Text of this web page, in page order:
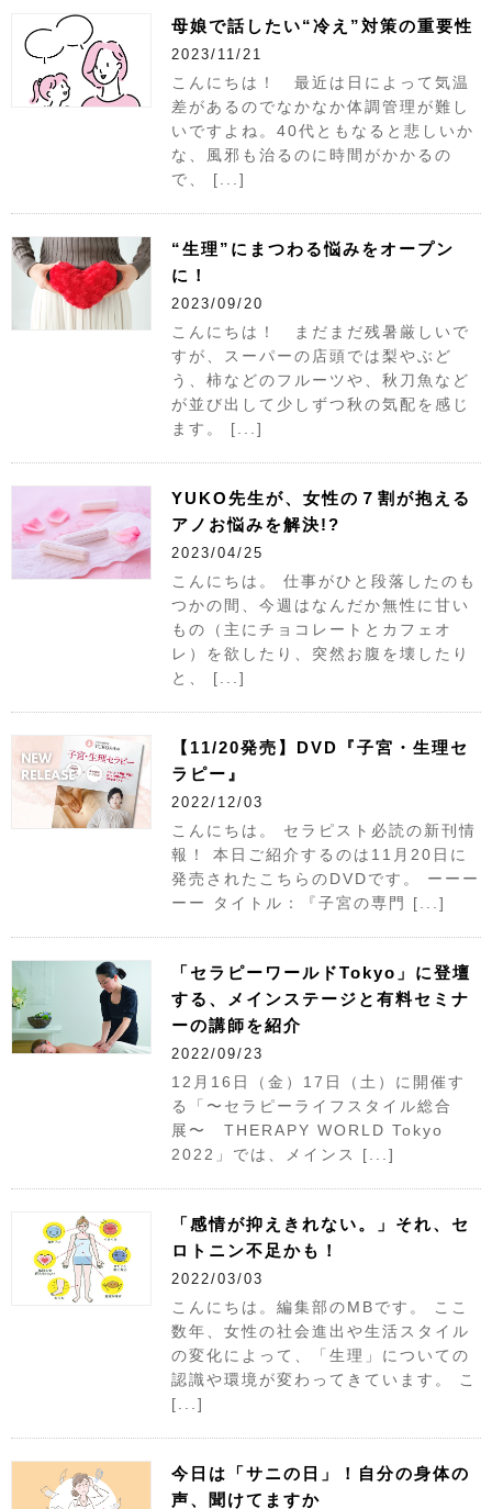
母娘で話したい“冷え”対策の重要性
2023/11/21
こんにちは！ 最近は日によって気温
差があるのでなかなか体調管理が難し
いですよね。40代ともなると悲しいか
な、風邪も治るのに時間がかかるの
で、 [...]
“生理”にまつわる悩みをオープン
に！
2023/09/20
こんにちは！ まだまだ残暑厳しいで
すが、スーパーの店頭では梨やぶど
う、柿などのフルーツや、秋刀魚など
が並び出して少しずつ秋の気配を感じ
ます。 [...]
YUKO先生が、女性の７割が抱える
アノお悩みを解決!?
2023/04/25
こんにちは。 仕事がひと段落したのも
つかの間、今週はなんだか無性に甘い
もの（主にチョコレートとカフェオ
レ）を欲したり、突然お腹を壊したり
と、 [...]
【11/20発売】DVD『子宮・生理セ
ラピー』
2022/12/03
こんにちは。 セラピスト必読の新刊情
報！ 本日ご紹介するのは11月20日に
発売されたこちらのDVDです。 ーーー
ーー タイトル：『子宮の専門 [...]
「セラピーワールドTokyo」に登壇
する、メインステージと有料セミナ
ーの講師を紹介
2022/09/23
12月16日（金）17日（土）に開催す
る「〜セラピーライフスタイル総合
展〜 THERAPY WORLD Tokyo
2022」では、メインス [...]
「感情が抑えきれない。」それ、セ
ロトニン不足かも！
2022/03/03
こんにちは。編集部のMBです。 ここ
数年、女性の社会進出や生活スタイル
の変化によって、「生理」についての
認識や環境が変わってきています。 こ
[...]
今日は「サニの日」！自分の身体の
声、聞けてますか